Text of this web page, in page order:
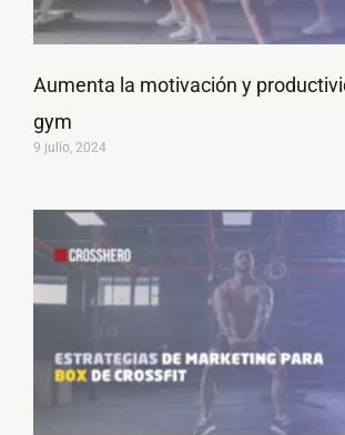
Aumenta la motivación y
gym
9 julio, 2024